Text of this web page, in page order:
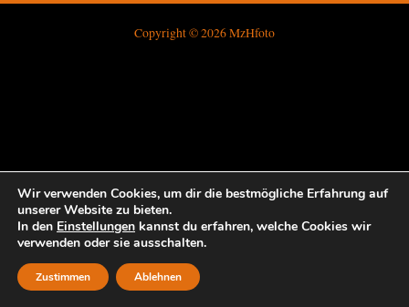
Copyright © 2026 MzHfoto
Wir verwenden Cookies, um dir die bestmögliche Erfahrung auf
unserer Website zu bieten.
In den Einstellungen kannst du erfahren, welche Cookies wir
verwenden oder sie ausschalten.
Zustimmen Ablehnen